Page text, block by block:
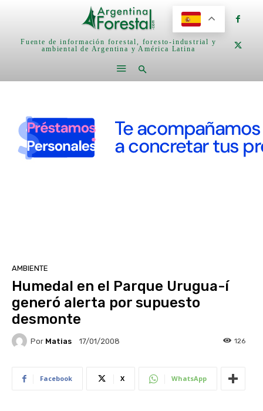
Fuente de información forestal, foresto-industrial y
ambiental de Argentina y América Latina
AMBIENTE
Humedal en el Parque Urugua-í
generó alerta por supuesto
desmonte
Por Matias 17/01/2008 126
Facebook X WhatsApp